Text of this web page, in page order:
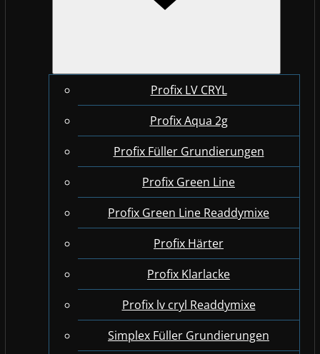
Profix LV CRYL
Profix Aqua 2g
Profix Füller Grundierungen
Profix Green Line
Profix Green Line Readdymixe
Profix Härter
Profix Klarlacke
Profix lv cryl Readdymixe
Simplex Füller Grundierungen